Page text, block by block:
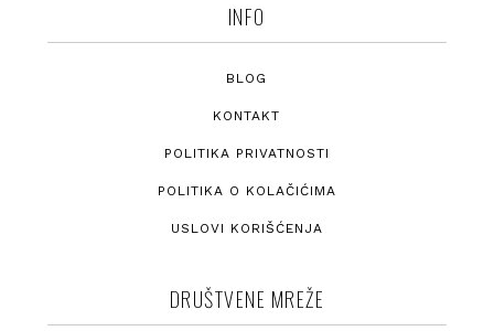
INFO
BLOG
KONTAKT
POLITIKA PRIVATNOSTI
POLITIKA O KOLAČIĆIMA
USLOVI KORIŠĆENJA
DRUŠTVENE MREŽE